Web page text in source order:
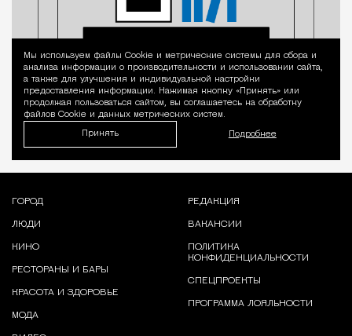
Уведомление
Мы используем файлы Сookie и метрические системы для сбора и
анализа информации о производительности и использовании сайта,
а также для улучшения и индивидуальной настройки
предоставления информации. Нажимая кнопку «Принять» или
продолжая пользоваться сайтом, вы соглашаетесь на обработку
файлов Cookie и данных метрических систем.
Принять Подробнее
ГОРОД
ЛЮДИ
КИНО
РЕСТОРАНЫ И БАРЫ
КРАСОТА И ЗДОРОВЬЕ
МОДА
РЕДАКЦИЯ
ВАКАНСИИ
ПОЛИТИКА
КОНФИДЕНЦИАЛЬНОСТИ
СПЕЦПРОЕКТЫ
ПРОГРАММА ЛОЯЛЬНОСТИ